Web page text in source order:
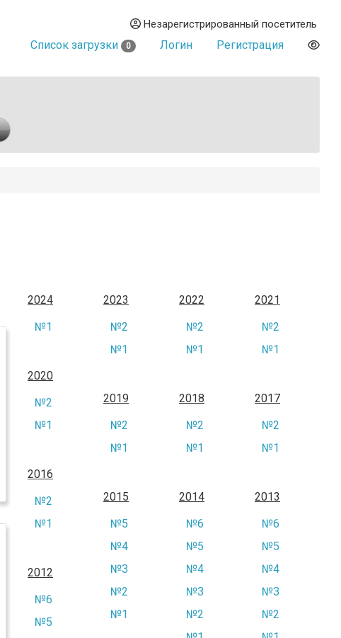
Незарегистрированный посетитель
Список загрузки 0 Логин Регистрация
2024
№1
2023
№2
№1
2022
№2
№1
2021
№2
№1
2020
№2
№1
2019
№2
№1
2018
№2
№1
2017
№2
№1
2016
№2
№1
2015
№5
№4
№3
№2
№1
2014
№6
№5
№4
№3
№2
2013
№6
№5
№4
№3
№2
2012
№6
№5